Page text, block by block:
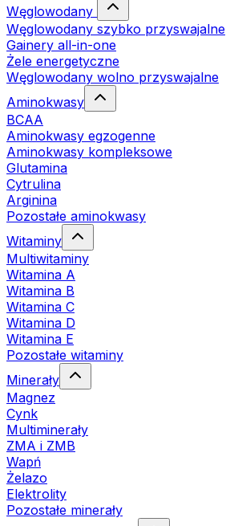
Węglowodany
Węglowodany szybko przyswajalne
Gainery all-in-one
Żele energetyczne
Węglowodany wolno przyswajalne
Aminokwasy
BCAA
Aminokwasy egzogenne
Aminokwasy kompleksowe
Glutamina
Cytrulina
Arginina
Pozostałe aminokwasy
Witaminy
Multiwitaminy
Witamina A
Witamina B
Witamina C
Witamina D
Witamina E
Pozostałe witaminy
Minerały
Magnez
Cynk
Multiminerały
ZMA i ZMB
Wapń
Żelazo
Elektrolity
Pozostałe minerały